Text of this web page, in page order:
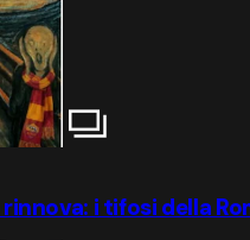
i tifosi della